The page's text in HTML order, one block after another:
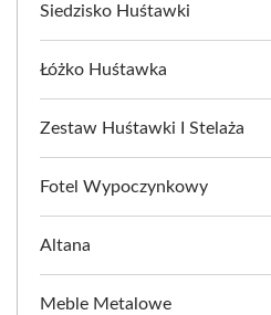
Siedzisko Huśtawki
Łóżko Huśtawka
Zestaw Huśtawki I Stelaża
Fotel Wypoczynkowy
Altana
Meble Metalowe